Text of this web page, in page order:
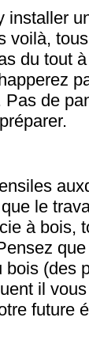
installer
voilà,
du tout
de
le
à bois,
(des
il
future